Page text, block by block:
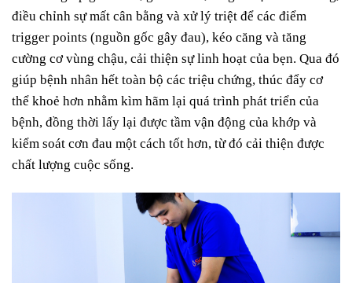
điều chỉnh sự mất cân bằng và xử lý triệt để các điểm
trigger points (nguồn gốc gây đau), kéo căng và tăng
cường cơ vùng chậu, cải thiện sự linh hoạt của bẹn. Qua đó
giúp bệnh nhân hết toàn bộ các triệu chứng, thúc đẩy cơ
thể khoẻ hơn nhằm kìm hãm lại quá trình phát triển của
bệnh, đồng thời lấy lại được tầm vận động của khớp và
kiểm soát cơn đau một cách tốt hơn, từ đó cải thiện được
chất lượng cuộc sống.